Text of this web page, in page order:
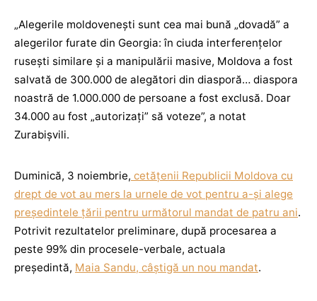
„Alegerile moldovenești sunt cea mai bună „dovadă” a
alegerilor furate din Georgia: în ciuda interferențelor
rusești similare și a manipulării masive, Moldova a fost
salvată de 300.000 de alegători din diasporă… diaspora
noastră de 1.000.000 de persoane a fost exclusă. Doar
34.000 au fost „autorizați” să voteze”, a notat
Zurabișvili.
Duminică, 3 noiembrie, cetățenii Republicii Moldova cu
drept de vot au mers la urnele de vot pentru a-și alege
președintele țării pentru următorul mandat de patru ani.
Potrivit rezultatelor preliminare, după procesarea a
peste 99% din procesele-verbale, actuala
președintă, Maia Sandu, câștigă un nou mandat.